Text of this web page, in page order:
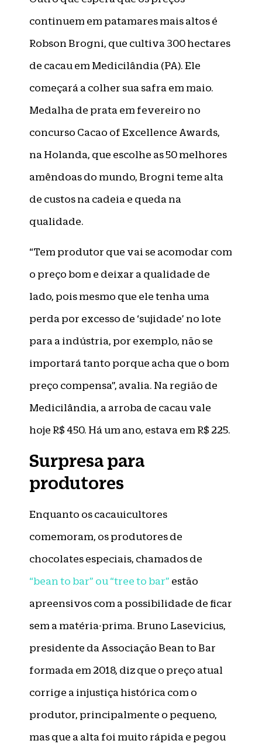
continuem em patamares mais altos é
Robson Brogni, que cultiva 300 hectares
de cacau em Medicilândia (PA). Ele
começará a colher sua safra em maio.
Medalha de prata em fevereiro no
concurso Cacao of Excellence Awards,
na Holanda, que escolhe as 50 melhores
amêndoas do mundo, Brogni teme alta
de custos na cadeia e queda na
qualidade.
“Tem produtor que vai se acomodar com
o preço bom e deixar a qualidade de
lado, pois mesmo que ele tenha uma
perda por excesso de ‘sujidade’ no lote
para a indústria, por exemplo, não se
importará tanto porque acha que o bom
preço compensa”, avalia. Na região de
Medicilândia, a arroba de cacau vale
hoje R$ 450. Há um ano, estava em R$ 225.
Surpresa para
produtores
Enquanto os cacauicultores
comemoram, os produtores de
chocolates especiais, chamados de
“bean to bar” ou “tree to bar” estão
apreensivos com a possibilidade de ficar
sem a matéria-prima. Bruno Lasevicius,
presidente da Associação Bean to Bar
formada em 2018, diz que o preço atual
corrige a injustiça histórica com o
produtor, principalmente o pequeno,
mas que a alta foi muito rápida e pegou